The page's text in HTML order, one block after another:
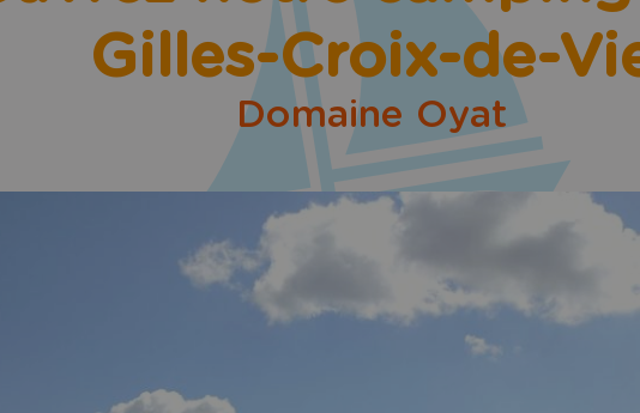
Gilles-Croix-de-
Domaine Oyat